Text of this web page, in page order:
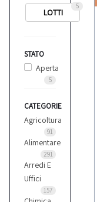
5
LOTTI
STATO
Aperta
5
CATEGORIE
Agricoltura
91
Alimentare
291
Arredi E
Uffici
157